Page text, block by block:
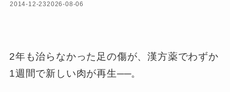
2014-12-232026-08-06
2年も治らなかった足の傷が、漢方薬でわずか
1週間で新しい肉が再生──。